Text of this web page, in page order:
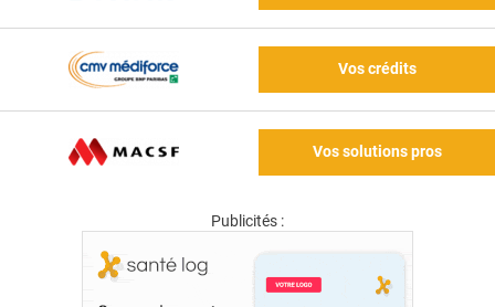
Vos crédits
Vos solutions pros
Publicités :